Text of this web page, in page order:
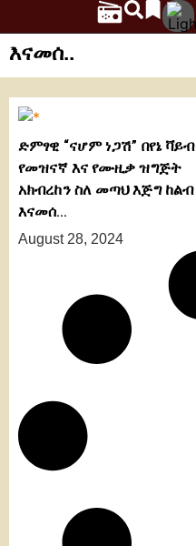
እናመሰ..
ድምፃዊ “ናሆም ነጋሽ” በየኔ ቫይብ
የመዝናኛ እና የሙዚቃ ዝግጅት
አክብረከን ስለ መጣህ እጅግ ከልብ
እናመሰ…
August 28, 2024